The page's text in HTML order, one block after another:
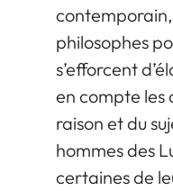
contemporain,
philosophes
s’efforcent
en compte les
raison et du
hommes des
certaines de